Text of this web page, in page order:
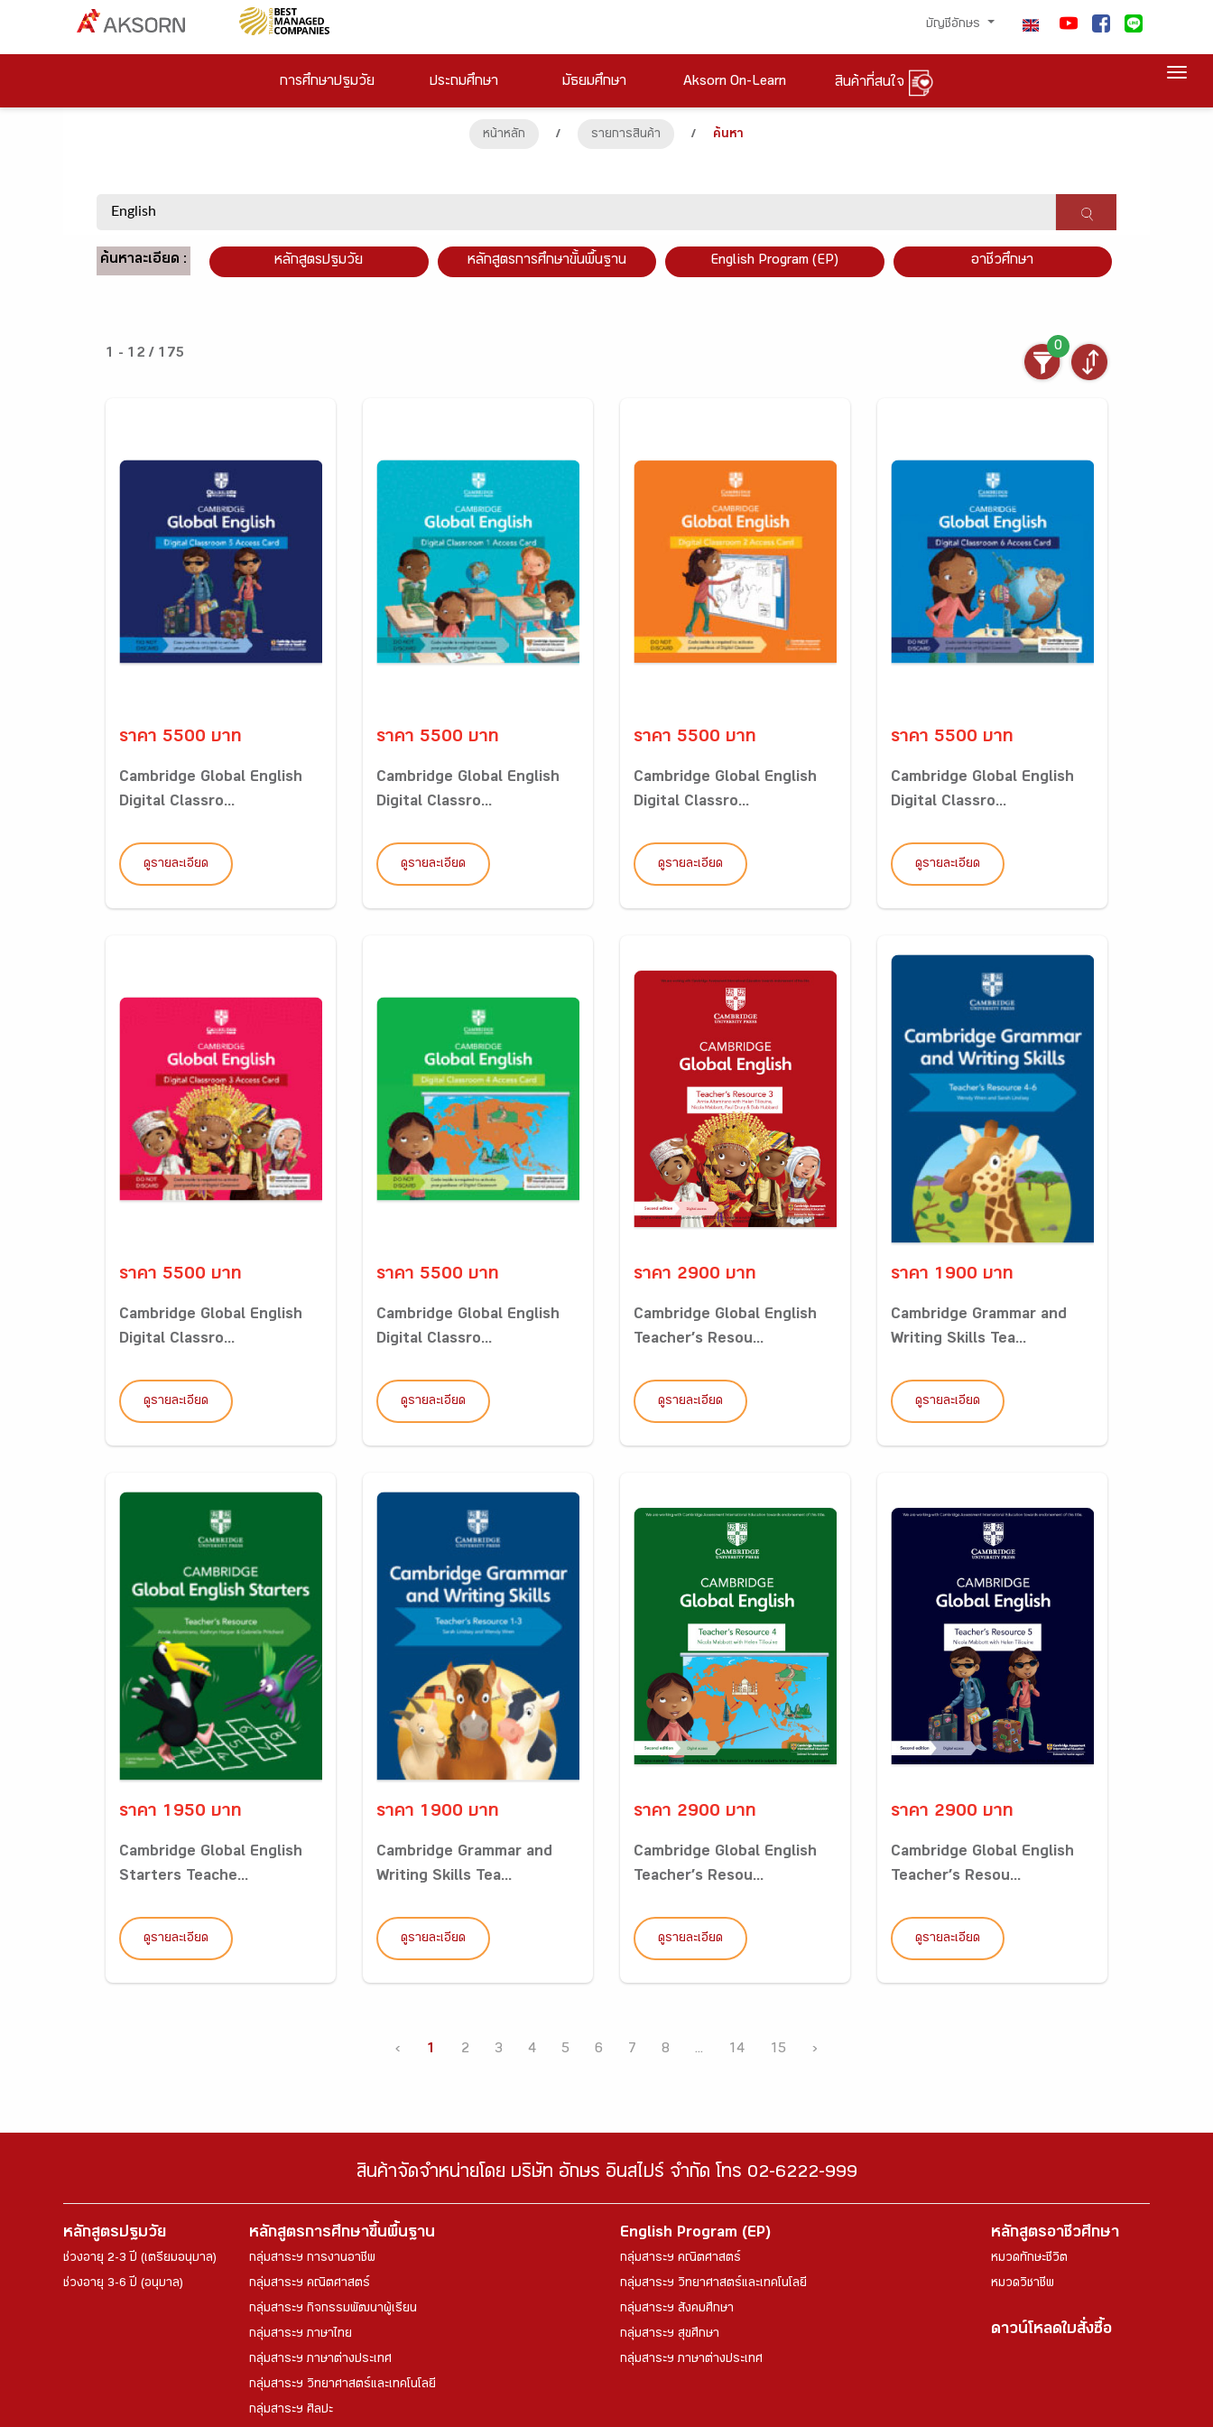
บัญชีอักษร
การศึกษาปฐมวัย ประถมศึกษา มัธยมศึกษา Aksorn On-Learn สินค้าที่สนใจ
หน้าหลัก / รายการสินค้า / ค้นหา
ค้นหาละเอียด : หลักสูตรปฐมวัย หลักสูตรการศึกษาขั้นพื้นฐาน English Program (EP) อาชีวศึกษา
1 - 12 / 175
0
ราคา 5500 บาท
Cambridge Global English
Digital Classro...
ดูรายละเอียด
ราคา 5500 บาท
Cambridge Global English
Digital Classro...
ดูรายละเอียด
ราคา 5500 บาท
Cambridge Global English
Digital Classro...
ดูรายละเอียด
ราคา 5500 บาท
Cambridge Global English
Digital Classro...
ดูรายละเอียด
ราคา 5500 บาท
Cambridge Global English
Digital Classro...
ดูรายละเอียด
ราคา 5500 บาท
Cambridge Global English
Digital Classro...
ดูรายละเอียด
ราคา 2900 บาท
Cambridge Global English
Teacher’s Resou...
ดูรายละเอียด
ราคา 1900 บาท
Cambridge Grammar and
Writing Skills Tea...
ดูรายละเอียด
ราคา 1950 บาท
Cambridge Global English
Starters Teache...
ดูรายละเอียด
ราคา 1900 บาท
Cambridge Grammar and
Writing Skills Tea...
ดูรายละเอียด
ราคา 2900 บาท
Cambridge Global English
Teacher’s Resou...
ดูรายละเอียด
ราคา 2900 บาท
Cambridge Global English
Teacher’s Resou...
ดูรายละเอียด
‹ 1 2 3 4 5 6 7 8 ... 14 15 ›
สินค้าจัดจำหน่ายโดย บริษัท อักษร อินสไปร์ จำกัด โทร 02-6222-999
หลักสูตรปฐมวัย
ช่วงอายุ 2-3 ปี (เตรียมอนุบาล)
ช่วงอายุ 3-6 ปี (อนุบาล)
หลักสูตรการศึกษาขึ้นพื้นฐาน
กลุ่มสาระฯ การงานอาชีพ
กลุ่มสาระฯ คณิตศาสตร์
กลุ่มสาระฯ กิจกรรมพัฒนาผู้เรียน
กลุ่มสาระฯ ภาษาไทย
กลุ่มสาระฯ ภาษาต่างประเทศ
กลุ่มสาระฯ วิทยาศาสตร์และเทคโนโลยี
กลุ่มสาระฯ ศิลปะ
English Program (EP)
กลุ่มสาระฯ คณิตศาสตร์
กลุ่มสาระฯ วิทยาศาสตร์และเทคโนโลยี
กลุ่มสาระฯ สังคมศึกษา
กลุ่มสาระฯ สุขศึกษา
กลุ่มสาระฯ ภาษาต่างประเทศ
หลักสูตรอาชีวศึกษา
หมวดทักษะชีวิต
หมวดวิชาชีพ
ดาวน์โหลดใบสั่งซื้อ